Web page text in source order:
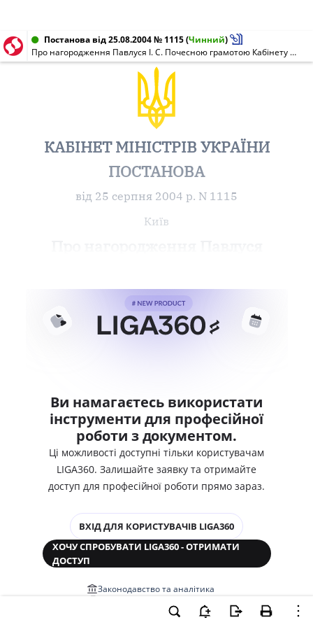
Постанова від 25.08.2004 № 1115(Чинний)
Про нагородження Павлуся І. С. Почесною грамотою Кабінету Міністрів України
КАБІНЕТ МІНІСТРІВ УКРАЇНИ
ПОСТАНОВА
від 25 серпня 2004 р. N 1115
Київ
Ви намагаєтесь використати
інструменти для професійної
роботи з документом.
Ці можливості доступні тільки користувачам
LIGA360. Залишайте заявку та отримайте
доступ для професійної роботи прямо зараз.
ВХІД ДЛЯ КОРИСТУВАЧІВ LIGA360
ХОЧУ СПРОБУВАТИ LIGA360 - ОТРИМАТИ
ДОСТУП
Законодавство та аналітика
Перевірка компаній та персон